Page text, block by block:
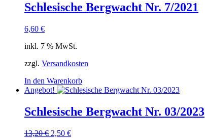
Schlesische Bergwacht Nr. 7/2021
6,60 €
inkl. 7 % MwSt.
zzgl. Versandkosten
In den Warenkorb
Angebot!
Schlesische Bergwacht Nr. 03/2023
13,20€ Ursprünglicher
2,50 €Aktueller